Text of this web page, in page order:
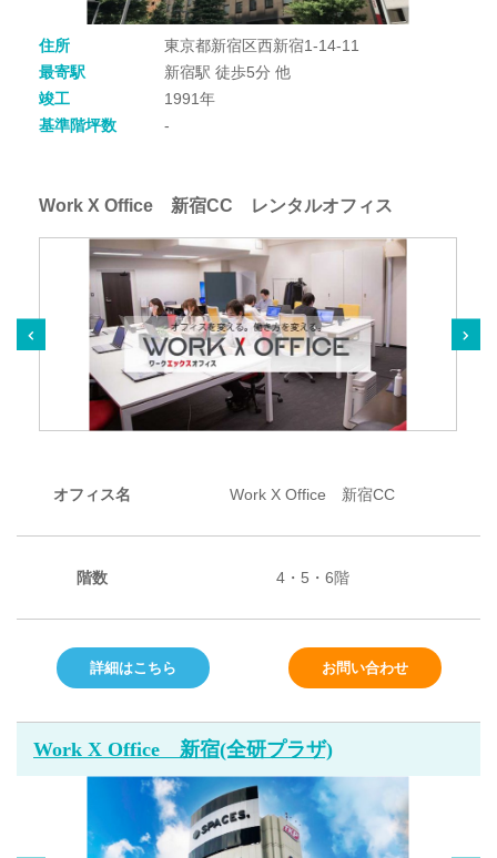
住所
東京都新宿区西新宿1-14-11
最寄駅
新宿駅 徒歩5分 他
竣工
1991年
基準階坪数
-
Work X Office 新宿CC レンタルオフィス
オフィス名 Work X Office 新宿CC
階数 4・5・6階
詳細はこちら お問い合わせ
Work X Office 新宿(全研プラザ)